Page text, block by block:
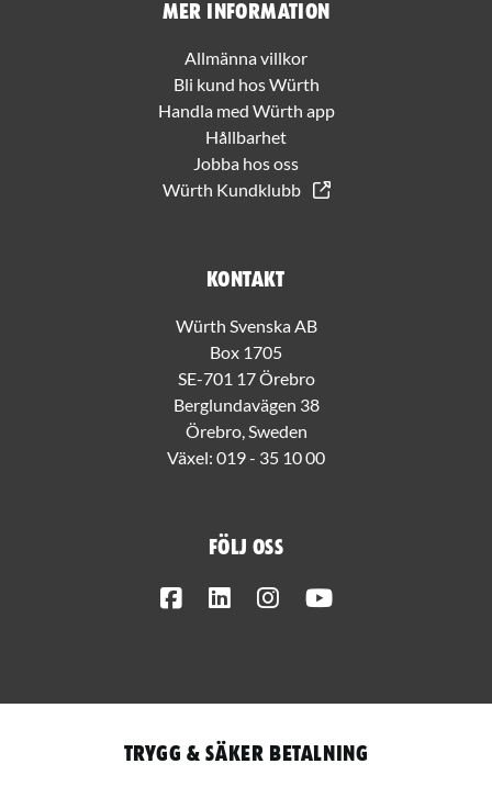
Mer information
Allmänna villkor
Bli kund hos Würth
Handla med Würth app
Hållbarhet
Jobba hos oss
Würth Kundklubb
Kontakt
Würth Svenska AB
Box 1705
SE-701 17 Örebro
Berglundavägen 38
Örebro, Sweden
Växel: 019 - 35 10 00
Följ oss
FacebookLinkedInInstagram
Trygg & säker betalning